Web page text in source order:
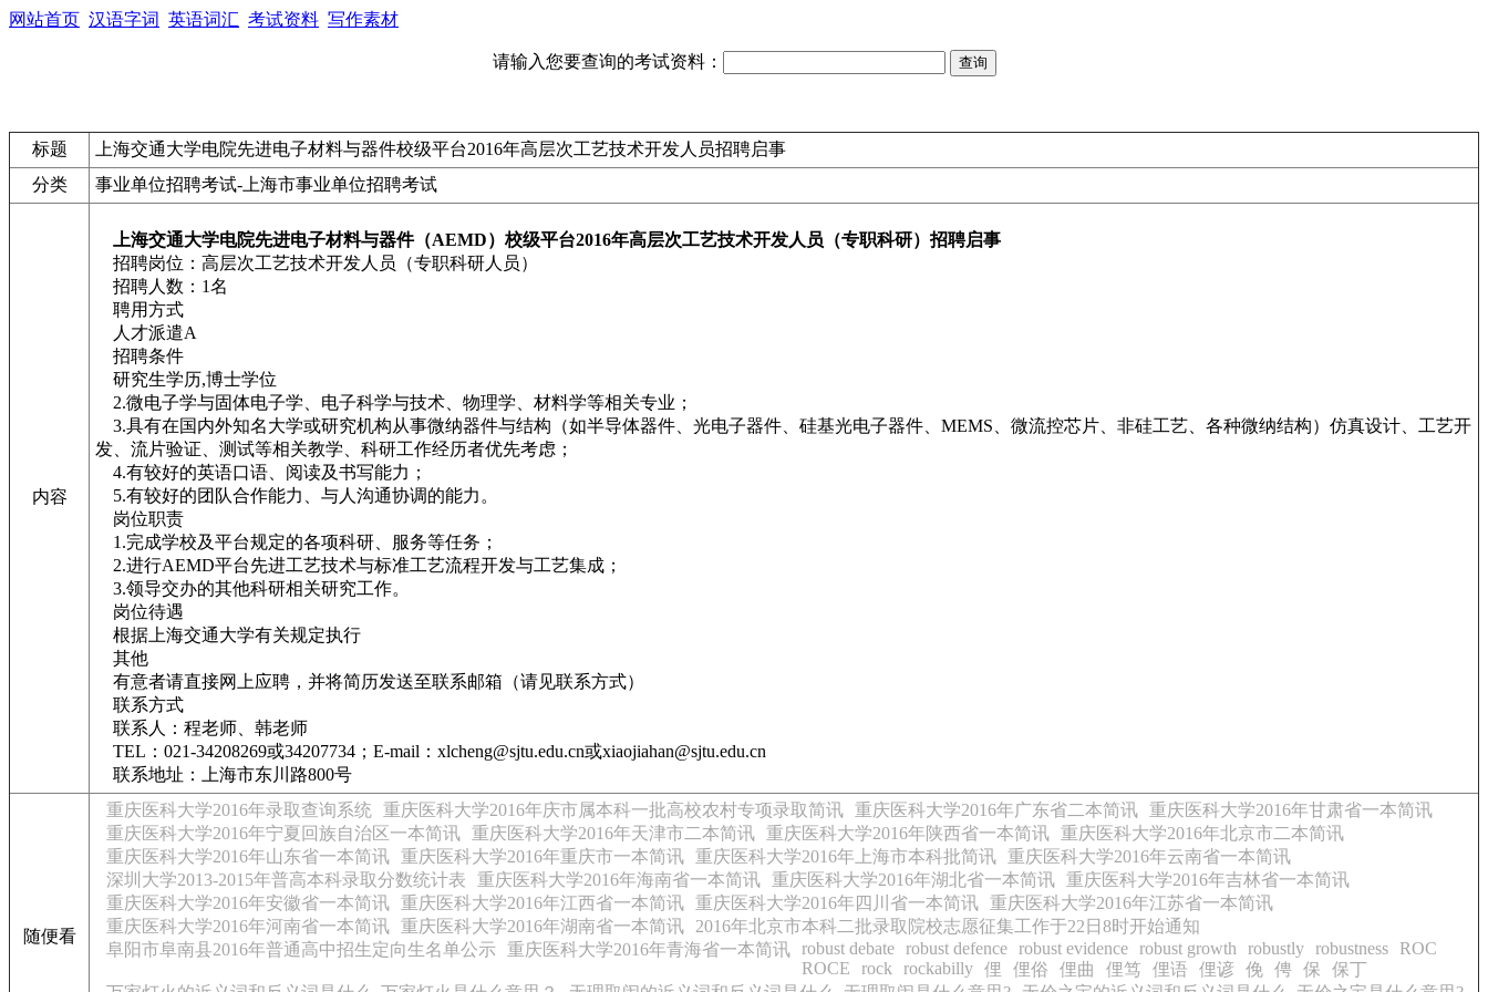
网站首页 汉语字词 英语词汇 考试资料 写作素材
请输入您要查询的考试资料：
标题
上海交通大学电院先进电子材料与器件校级平台2016年高层次工艺技术开发人员招聘启事
分类
事业单位招聘考试-上海市事业单位招聘考试
内容
上海交通大学电院先进电子材料与器件（AEMD）校级平台2016年高层次工艺技术开发人员（专职科研）招聘启事
招聘岗位：高层次工艺技术开发人员（专职科研人员）
招聘人数：1名
聘用方式
人才派遣A
招聘条件
研究生学历,博士学位
2.微电子学与固体电子学、电子科学与技术、物理学、材料学等相关专业；
3.具有在国内外知名大学或研究机构从事微纳器件与结构（如半导体器件、光电子器件、硅基光电子器件、MEMS、微流控芯片、非硅工艺、各种微纳结构）仿真设计、工艺开
发、流片验证、测试等相关教学、科研工作经历者优先考虑；
4.有较好的英语口语、阅读及书写能力；
5.有较好的团队合作能力、与人沟通协调的能力。
岗位职责
1.完成学校及平台规定的各项科研、服务等任务；
2.进行AEMD平台先进工艺技术与标准工艺流程开发与工艺集成；
3.领导交办的其他科研相关研究工作。
岗位待遇
根据上海交通大学有关规定执行
其他
有意者请直接网上应聘，并将简历发送至联系邮箱（请见联系方式）
联系方式
联系人：程老师、韩老师
TEL：021-34208269或34207734；E-mail：xlcheng@sjtu.edu.cn或xiaojiahan@sjtu.edu.cn
联系地址：上海市东川路800号
随便看
重庆医科大学2016年录取查询系统 重庆医科大学2016年庆市属本科一批高校农村专项录取简讯 重庆医科大学2016年广东省二本简讯 重庆医科大学2016年甘肃省一本简讯
重庆医科大学2016年宁夏回族自治区一本简讯 重庆医科大学2016年天津市二本简讯 重庆医科大学2016年陕西省一本简讯 重庆医科大学2016年北京市二本简讯
重庆医科大学2016年山东省一本简讯 重庆医科大学2016年重庆市一本简讯 重庆医科大学2016年上海市本科批简讯 重庆医科大学2016年云南省一本简讯
深圳大学2013-2015年普高本科录取分数统计表
重庆医科大学2016年海南省一本简讯 重庆医科大学2016年湖北省一本简讯 重庆医科大学2016年吉林省一本简讯
重庆医科大学2016年安徽省一本简讯 重庆医科大学2016年江西省一本简讯 重庆医科大学2016年四川省一本简讯 重庆医科大学2016年江苏省一本简讯
重庆医科大学2016年河南省一本简讯 重庆医科大学2016年湖南省一本简讯
2016年北京市本科二批录取院校志愿征集工作于22日8时开始通知
阜阳市阜南县2016年普通高中招生定向生名单公示 重庆医科大学2016年青海省一本简讯 robust debate robust defence robust evidence robust growth robustly robustness
ROC
ROCE
rock rockabilly 俚 俚俗 俚曲 俚笃 俚语 俚谚 俛 俜 保
保丁